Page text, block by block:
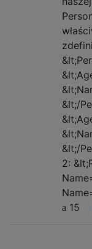
&lt;/
&lt;/
2:
15